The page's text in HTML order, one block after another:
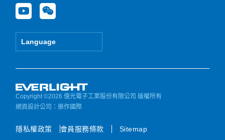
Y
o
u
e
W
e
i
Language
Copyright ©2026 億光電子工業股份有限公司 版權所有
網頁設計公司 ：振作國際
隱私權政策 會員服務條款 Sitemap